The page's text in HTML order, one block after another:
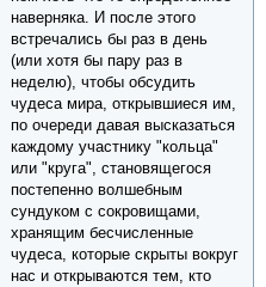
наверняка. И после этого
встречались бы раз в день
(или хотя бы пару раз в
неделю), чтобы обсудить
чудеса мира, открывшиеся им,
по очереди давая высказаться
каждому участнику "кольца"
или "круга", становящегося
постепенно волшебным
сундуком с сокровищами,
хранящим бесчисленные
чудеса, которые скрыты вокруг
нас и открываются тем, кто